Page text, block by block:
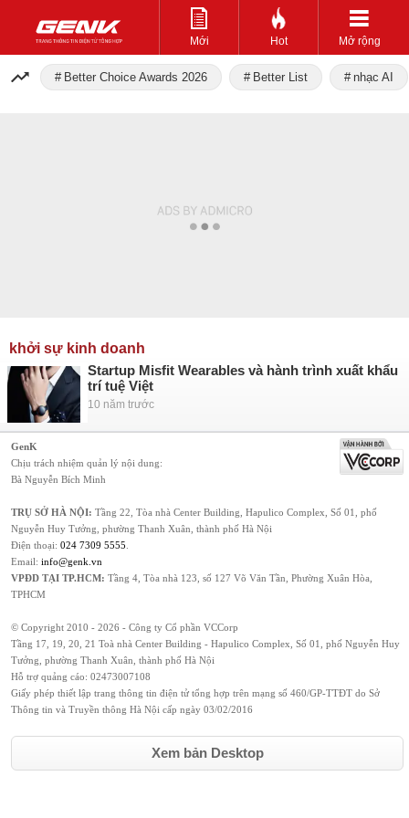
Mới Hot Mở rộng
Better Choice Awards 2026 Better List nhạc AI
khởi sự kinh doanh
Startup Misfit Wearables và hành trình xuất khẩu
trí tuệ Việt
10 năm trước
GenK
Chịu trách nhiệm quản lý nội dung:
Bà Nguyễn Bích Minh
TRỤ SỞ HÀ NỘI: Tầng 22, Tòa nhà Center Building, Hapulico Complex, Số 01, phố
Nguyễn Huy Tưởng, phường Thanh Xuân, thành phố Hà Nội
Điện thoại: 024 7309 5555
Email: info@genk.vn
VPĐD TẠI TP.HCM: Tầng 4, Tòa nhà 123, số 127 Võ Văn Tần, Phường Xuân Hòa,
TPHCM
© Copyright 2010 - 2026 - Công ty Cổ phần VCCorp
Tầng 17, 19, 20, 21 Toà nhà Center Building - Hapulico Complex, Số 01, phố Nguyễn Huy
Tưởng, phường Thanh Xuân, thành phố Hà Nội
Hỗ trợ quảng cáo: 02473007108
Giấy phép thiết lập trang thông tin điện tử tổng hợp trên mạng số 460/GP-TTĐT do Sở
Thông tin và Truyền thông Hà Nội cấp ngày 03/02/2016
Xem bản Desktop